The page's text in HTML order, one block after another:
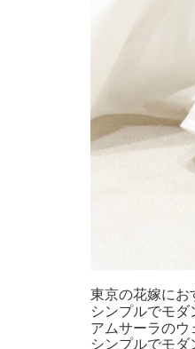
東京の花嫁にお
シンプルでモ
アムサーラのウ
シンプルでモ